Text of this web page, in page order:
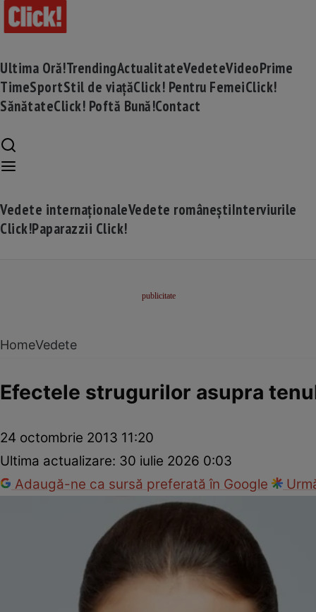
Ultima Oră!TrendingActualitateVedeteVideoPrime
TimeSportStil de viațăClick! Pentru FemeiClick!
SănătateClick! Poftă Bună!Contact
Vedete internaționaleVedete româneștiInterviurile
Click!Paparazzii Click!
HomeVedete
Efectele strugurilor asupra
24 octombrie 2013 11:20
Ultima actualizare: 30 iulie 2026 0:03
Adaugă-ne ca sursă preferată în Google